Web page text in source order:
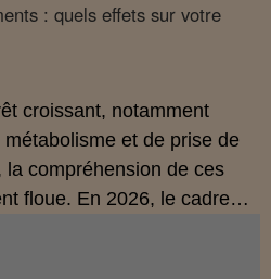
: quels effets sur votre
croissant, notamment
métabolisme et de prise de
compréhension de ces
floue. En 2026, le cadre
règles strictes : seuls les
sont autorisés. Cet article